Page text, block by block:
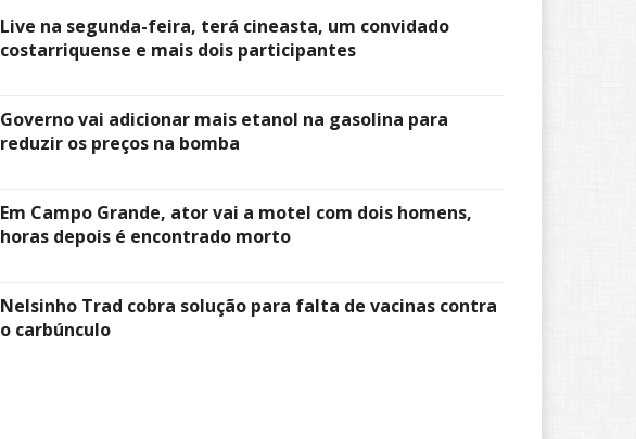
Live na segunda-feira, terá cineasta, um convidado
costarriquense e mais dois participantes
Governo vai adicionar mais etanol na gasolina para
reduzir os preços na bomba
Em Campo Grande, ator vai a motel com dois homens,
horas depois é encontrado morto
Nelsinho Trad cobra solução para falta de vacinas contra
o carbúnculo